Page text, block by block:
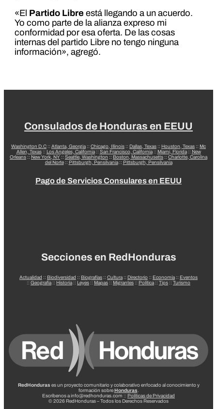
«El Partido Libre está llegando a un acuerdo.
Yo como parte de la alianza expreso mi
conformidad por esa oferta. De las cosas
internas del partido Libre no tengo ninguna
información», agregó.
Consulados de Honduras en EEUU
Washington D.C :: Atlanta, Georgia :: Chicago, Illinois :: Dallas, Texas :: Houston, Texas :: Mc
Allen, Texas:: Los Angeles, California:: San Francisco, California:: Miami, Florida:: New
Orleans :: New York, NY :: Seattle, Washington :: Boston, Massachusetts :: Charlotte, Carolina
del Norte:: Pittsburgh, Pensilvania:: Pittsburgh, Pensilvania
Pago de Servicios Consulares en EEUU
Secciones en RedHonduras
Actualidad :: Biodiversidad :: Biografías :: Cultura:: Directorio :: Economía:: Eventos
:: Geografía:: Historia:: Leyes :: Mapas :: Migrantes :: Política:: Tips :: Turismo
RedHonduras es un proyecto comunitario y colaborativo enfocado al conocimiento y
formación sobreHonduras
Escríbenos a info@redhonduras.com :: Políticas de Privacidad
© 2026 RedHonduras – Todos los Derechos Reservados